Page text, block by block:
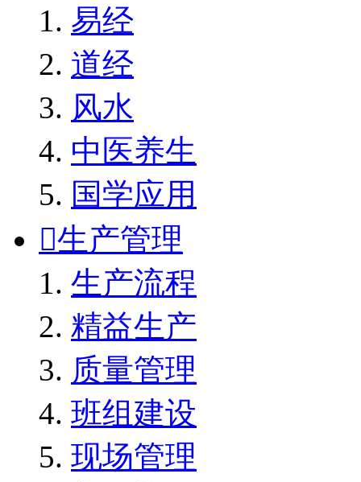
易经
道经
风水
中医养生
国学应用
生产管理
生产流程
精益生产
质量管理
班组建设
现场管理